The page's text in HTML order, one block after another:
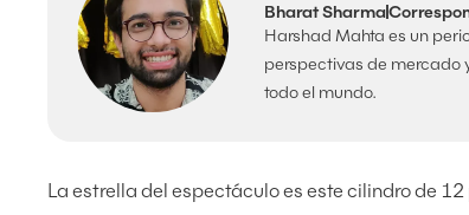
Bharat Sharma
Harshad Mahta es un
perspectivas de mercado
todo el mundo.
La estrella del espectáculo es este cilindro de